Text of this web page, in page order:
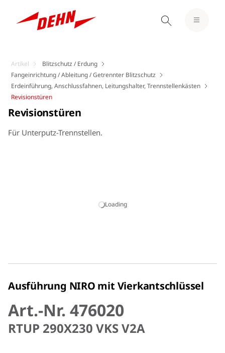
Artikel
Blitzschutz / Erdung
Fangeinrichtung / Ableitung / Getrennter Blitzschutz
Erdeinführung, Anschlussfahnen, Leitungshalter, Trennstellenkästen
Revisionstüren
Loading
Revisionstüren
Für Unterputz-Trennstellen.
Ausführung NIRO mit Vierkantschlüssel
Art.-Nr. 476020
RTUP 290X230 VKS V2A